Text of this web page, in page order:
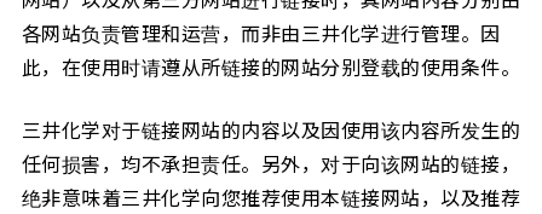
各网站负责管理和运营，而非由三井化学进行管理。因
此，在使用时请遵从所链接的网站分别登载的使用条件。
三井化学对于链接网站的内容以及因使用该内容所发生的
任何损害，均不承担责任。另外，对于向该网站的链接，
绝非意味着三井化学向您推荐使用本链接网站，以及推荐